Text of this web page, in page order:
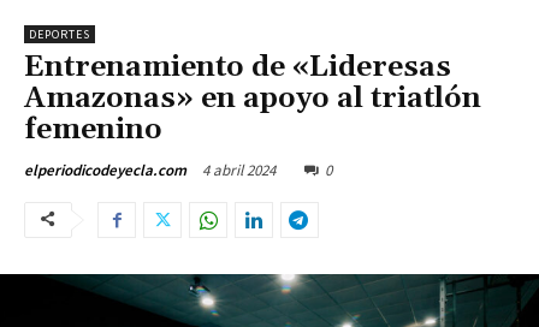
DEPORTES
Entrenamiento de «Lideresas
Amazonas» en apoyo al triatlón
femenino
elperiodicodeyecla.com 4 abril 2024 0